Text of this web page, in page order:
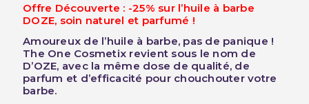
Offre Découverte : -25% sur l’huile à barbe
DOZE, soin naturel et parfumé !
Amoureux de l’huile à barbe, pas de panique !
The One Cosmetix revient sous le nom de
D’OZE, avec la même dose de qualité, de
parfum et d’efficacité pour chouchouter votre
barbe.